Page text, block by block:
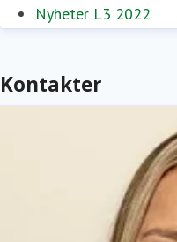
Nyheter L3 2022
Kontakter